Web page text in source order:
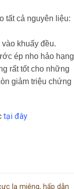
tất cả nguyên liệu:
khuấy đều.
ép nho hảo hạng
rất tốt cho những
giảm triệu chứng
tại đây
lạ miệng, hấp dẫn